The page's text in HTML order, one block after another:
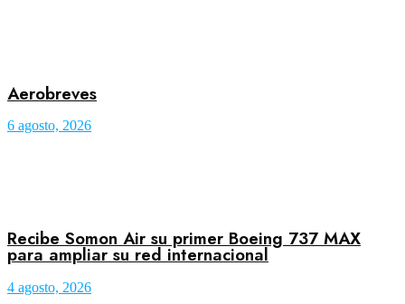
Aerobreves
6 agosto, 2026
Recibe Somon Air su primer Boeing 737 MAX
para ampliar su red internacional
4 agosto, 2026